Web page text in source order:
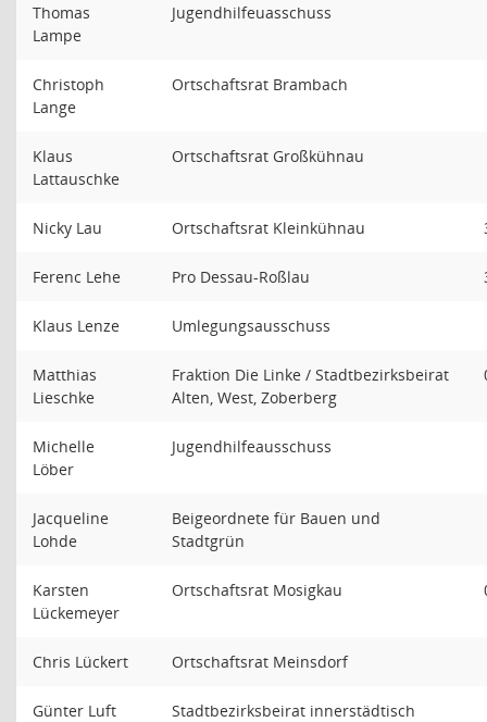
Thomas
Lampe
Jugendhilfeuasschuss
Christoph
Lange
Ortschaftsrat Brambach
Klaus
Lattauschke
Ortschaftsrat Großkühnau
Nicky Lau Ortschaftsrat Kleinkühnau
Ferenc Lehe Pro Dessau-Roßlau
Klaus Lenze Umlegungsausschuss
Matthias
Lieschke
Fraktion Die Linke / Stadtbezirksbeirat
Alten, West, Zoberberg
Michelle
Löber
Jugendhilfeausschuss
Jacqueline
Lohde
Beigeordnete für Bauen und
Stadtgrün
Karsten
Lückemeyer
Ortschaftsrat Mosigkau
Chris Lückert Ortschaftsrat Meinsdorf
Günter Luft
Stadtbezirksbeirat innerstädtisch